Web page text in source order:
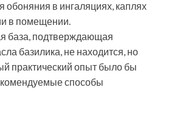
в ингаляциях, каплях
в помещении.
база, подтверждающая
базилика, не находится, но
практический опыт было бы
способы